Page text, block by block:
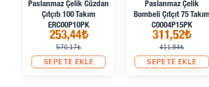
Paslanmaz Çelik Cüzdan
Çıtçıtı 100 Takım
ERC00P10PK
253,44₺
570,17₺
SEPETE EKLE
Paslanmaz Çelik
Bombeli Çıtçıt 75 Takım
C0004P15PK
311,52₺
411,84₺
SEPETE EKLE